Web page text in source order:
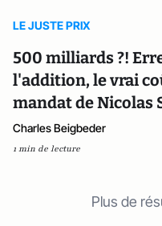
LE JUSTE PRIX
500 milliards ?!
l'addition, le vrai
mandat de Nicolas
Charles Beigbeder
1 min de lecture
Plus de